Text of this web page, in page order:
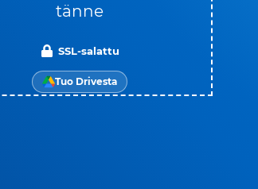
tänne
SSL-salattu
Tuo Drivesta